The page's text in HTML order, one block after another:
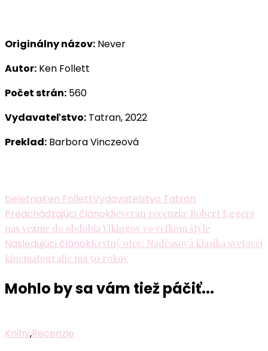
Originálny názov: Never
Autor: Ken Follett
Počet strán: 560
Vydavateľstvo: Tatran, 2022
Preklad: Barbora Vinczeová
beletriaKen FollettVydavatelstvo Tatran
Navigácia
v
článku
Predchádzajúci článokSeveran recenzia: Robert Eggers
nás vezme do obdobia Vikingov vo veľkom štýle
Nasledujúci článokKrstný otec: Nadčasová klasika svetovej
kinematografie má 50 rokov
Mohlo by sa vám tiež páčiť...
Knihy,Recenzie